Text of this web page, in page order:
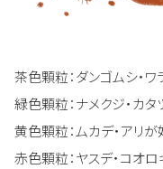
茶色顆粒：ダンゴムシ・
緑色顆粒：ナメクジ・カ
黄色顆粒：ムカデ・アリ
赤色顆粒：ヤスデ・コオ